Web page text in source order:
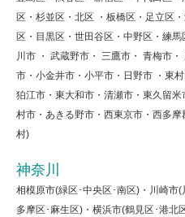
区・杉並区・北区 ・板橋区・足立区
区・目黒区・世田谷区・中野区・練
川市 ・ 武蔵野市・ 三鷹市・ 青梅市
市・小金井市・小平市・日野市 ・東
狛江市・東大和市・清瀬市・東久留
村市・あきる野市・西東京市・西多
村)
神奈川
相模原市(緑区･中央区･南区)・川崎市
多摩区･麻生区)・横浜市(鶴見区･港北